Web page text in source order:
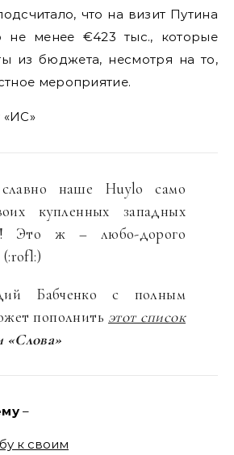
что на визит Путина
не менее €423 тыс., которые
из бюджета, несмотря на то,
мероприятие.
«ИС»
наше Huylo само
купленных западных
Это ж – любо-дорого
(:rofl:)
Бабченко с полным
пополнить этот список
«Слова»
–
к своим